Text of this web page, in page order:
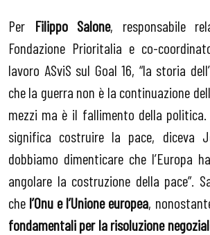
Per Filippo Salone, responsabile
Fondazione Prioritalia e co-
lavoro ASviS sul Goal 16, “la storia
che la guerra non è la continuazione
mezzi ma è il fallimento della politica.
significa costruire la pace, diceva
dobbiamo dimenticare che l’Europa
angolare la costruzione della pace”.
che l’Onu e l’Unione europea,
fondamentali per la risoluzione